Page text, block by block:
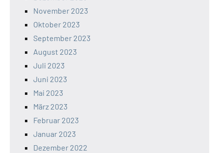
November 2023
Oktober 2023
September 2023
August 2023
Juli 2023
Juni 2023
Mai 2023
März 2023
Februar 2023
Januar 2023
Dezember 2022